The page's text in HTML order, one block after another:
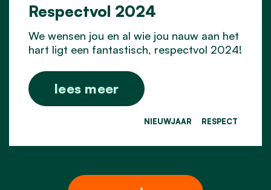
Respectvol 2024
We wensen jou en al wie jou nauw aan het
hart ligt een fantastisch, respectvol 2024!
lees meer
NIEUWJAAR RESPECT